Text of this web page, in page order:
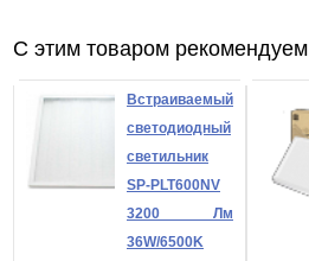
С этим товаром рекомендуем
Встраиваемый
светодиодный
светильник
SP-PLT600NV
3200 Лм
36W/6500K